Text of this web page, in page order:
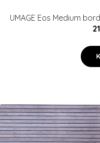
UMAGE Eos Medium